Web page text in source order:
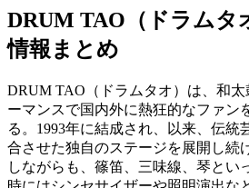
DRUM TAO（ドラムタ
情報まとめ
DRUM TAO（ドラムタオ）は、和
ーマンスで国内外に熱狂的なファン
る。1993年に結成され、以来、伝統
合させた独自のステージを展開し続
しながらも、篠笛、三味線、琴とい